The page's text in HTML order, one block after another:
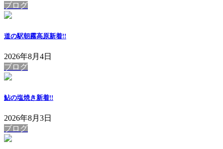
ブログ
道の駅朝霧高原新着!!
2026年8月4日
ブログ
鮎の塩焼き新着!!
2026年8月3日
ブログ